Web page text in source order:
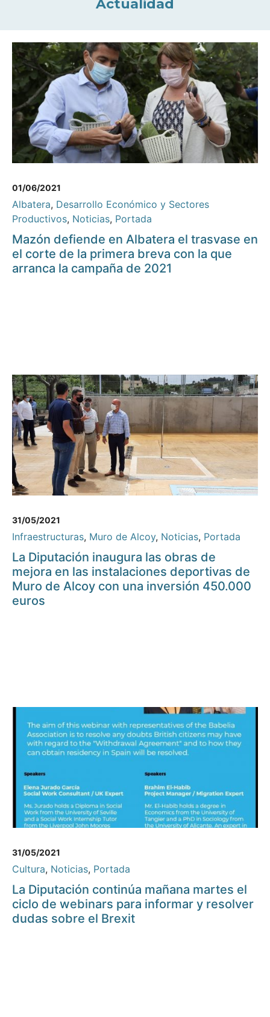
Actualidad
01/06/2021
Albatera, Desarrollo Económico y Sectores
Productivos, Noticias, Portada
Mazón defiende en Albatera el trasvase en
el corte de la primera breva con la que
arranca la campaña de 2021
31/05/2021
Infraestructuras, Muro de Alcoy, Noticias, Portada
La Diputación inaugura las obras de
mejora en las instalaciones deportivas de
Muro de Alcoy con una inversión 450.000
euros
31/05/2021
Cultura, Noticias, Portada
La Diputación continúa mañana martes el
ciclo de webinars para informar y resolver
dudas sobre el Brexit